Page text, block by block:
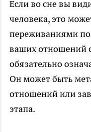
Если во сне вы
человека, это
переживаниями
ваших отношений
обязательно
Он может быть
отношений или
этапа.